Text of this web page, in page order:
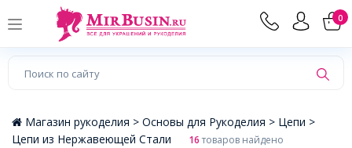
0
×
Магазин рукоделия > Основы для Рукоделия > Цепи >
Цепи из Нержавеющей Стали
16товаров найдено